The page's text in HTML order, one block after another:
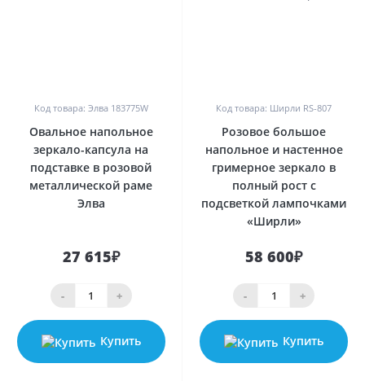
Код товара: Элва 183775W
Овальное напольное
зеркало-капсула на
подставке в розовой
металлической раме
Элва
27 615₽
- +
Купить
Код товара: Ширли RS-807
Розовое большое
напольное и настенное
гримерное зеркало в
полный рост с
подсветкой лампочками
«Ширли»
58 600₽
- +
Купить